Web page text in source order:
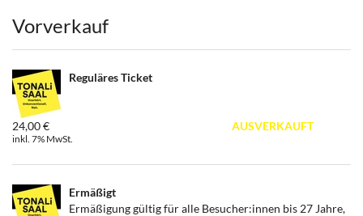
Produkte
Vorverkauf
Reguläres Ticket
24,00 €
inkl. 7% MwSt.
AUSVERKAUFT
Ermäßigt
Ermäßigung gültig für alle Besucher:innen bis 27 Jahre,